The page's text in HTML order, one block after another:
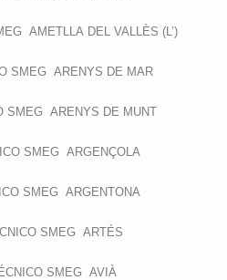
AMETLLA DEL VALLÈS (L’)
SMEG ARENYS DE MAR
SMEG ARENYS DE MUNT
SMEG ARGENÇOLA
SMEG ARGENTONA
SMEG ARTÉS
SMEG AVIÀ